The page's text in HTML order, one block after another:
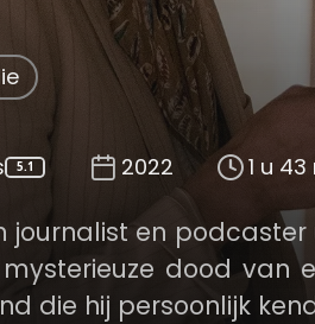
5.1 2022 1 u 43
journalist en
dood van
die hij persoonlijk